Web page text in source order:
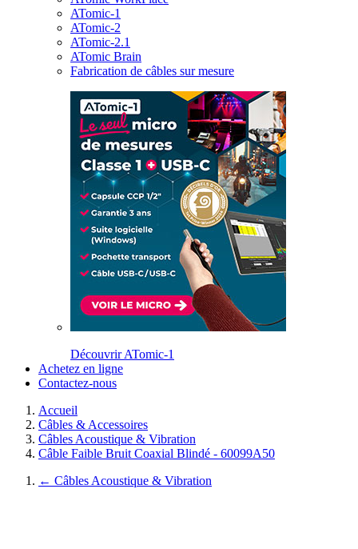
ATomic-1
ATomic-2
ATomic-2.1
ATomic Brain
Fabrication de câbles sur mesure
Découvrir ATomic-1
Achetez en ligne
Contactez-nous
Accueil
Câbles & Accessoires
Câbles Acoustique & Vibration
Câble Faible Bruit Coaxial Blindé - 60099A50
← Câbles Acoustique & Vibration